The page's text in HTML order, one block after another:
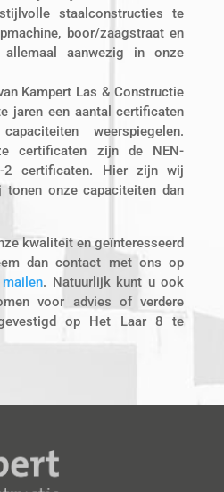
staalconstructies te
boor/zaagstraat en
aanwezig in onze
Kampert Las & Constructie
jaren een aantal certificaten
weerspiegelen.
certificaten zijn de NEN-
2 certificaten. Hier zijn wij
onze capaciteiten dan
kwaliteit en geïnteresseerd
dan contact met ons op
mailen. Natuurlijk kunt u ook
voor advies of verdere
op Het Laar 8 te